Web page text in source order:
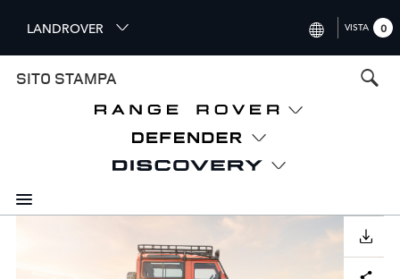
i
p
n
c
LANDROVER
FRANCE (FRANÇAIS)
VISTA 0
SITO STAMPA
Share